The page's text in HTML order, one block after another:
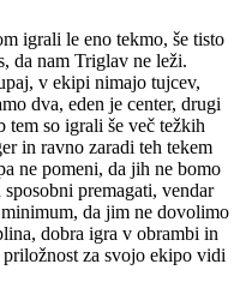
igrali le eno tekmo, še tisto
da nam Triglav ne leži.
v ekipi nimajo tujcev,
dva, eden je center, drugi
tem so igrali še več težkih
in ravno zaradi teh tekem
ne pomeni, da jih ne bomo
premagati, vendar
da jim ne dovolimo
dobra igra v obrambi in
za svojo ekipo vidi